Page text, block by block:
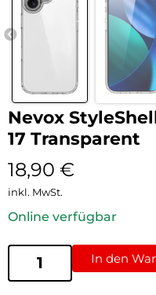
Nevox
17 Transparent
18,90 €
inkl. MwSt.
Online verfügbar
In den